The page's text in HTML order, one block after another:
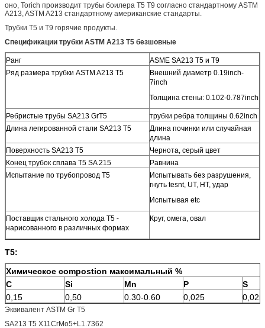
оно, Torich производит трубы боилера T5 T9 согласно стандартному ASTM
A213, ASTM A213 стандартному американские стандарты.
Трубки T5 и T9 горячие продукты.
Спецификации трубки ASTM A213 T5 безшовные
Ранг
ASME SA213 T5 и T9
Ряд размера трубки ASTM A213 T5
Внешний диаметр 0.19inch-
7inch
Толщина стены: 0.102-0.787inch
Ребристые трубы SA213 GrT5
трубки ребра толщины 0.62inch
Длина легированной стали SA213 T5
Длина починки или случайная
длина
Поверхность SA213 T5
Чернота, серый цвет
Конец трубок сплава T5 SA 215
Равнина
Испытание по трубопровод T5
Испытывать без разрушения,
гнуть tesnt, UT, HT, удар
Испытывая etc
Поставщик стального холода T5 -
нарисованного в различных формах
Круг, омега, овал
T5:
Химическое compostion максимальный %
C
Si Mn P
S
0,15
0,50 0.30-0.60 0,025 0,025
Эквивалент ASTM Gr T5
SA213 T5 X11CrMo5+L1.7362